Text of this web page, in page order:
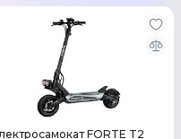
FORTE T2